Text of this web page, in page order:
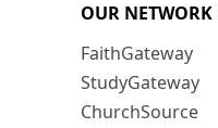
OUR NETWORK
FaithGateway
StudyGateway
ChurchSource